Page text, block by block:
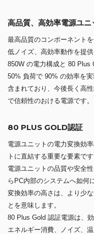
高品質、高効率電源ユニ
最高品質のコンポーネント
低ノイズ、高効率動作を提供
850W の電力構成と 80 Plus
50% 負荷で 90% の効率を
含まれており、今後長く高
で信頼性のおける電源です。
80 PLUS GOLD認証
電源ユニットの電力変換効
トに直結する重要な要素です
電源ユニットの品質や安全
らPC内部のシステムへ如何
変換効率の高さは、より少
とを意味します。
80 Plus Gold 認証電源は、
エネルギー消費、ノイズ、